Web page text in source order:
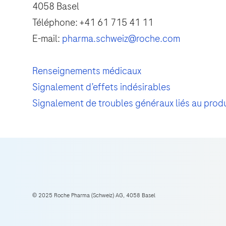
4058 Basel
Téléphone: +41 61 715 41 11
E-mail: pharma.schweiz@roche.com
Renseignements médicaux
Signalement d’effets indésirables
Signalement de troubles généraux liés au
© 2025 Roche Pharma (Schweiz) AG, 4058 Basel